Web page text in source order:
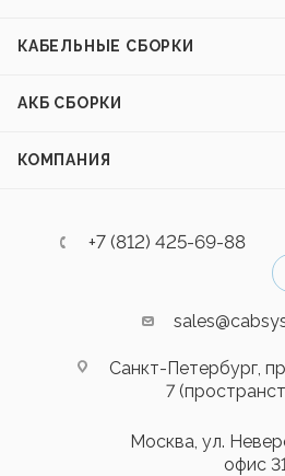
КАБЕЛЬНЫЕ СБОРКИ
АКБ СБОРКИ
КОМПАНИЯ
+7 (812) 425-69-88
Санкт-Петербург,
7
Москва, ул.
офис